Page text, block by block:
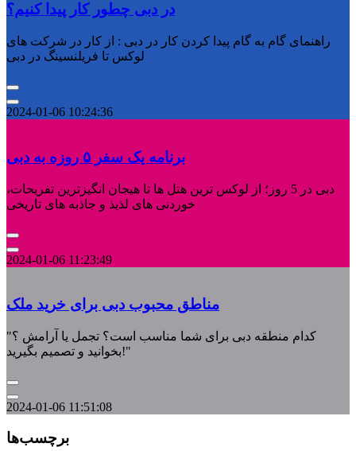
در دبی چطور کار پیدا کنیم؟
راهنمای گام به گام پیدا کردن کار در دبی : از کار در شرکت های
لوکس تا فریلنسینگ در دبی
2024-01-06 10:24:36
برنامه یک سفر ۵ روزه به دبی
دبی در 5 روز؛ از لوکس ترین هتل ها تا هیجان انگیزترین تفریحات،
خوردنی های لذیذ و جاذبه های تاریخی
2024-01-06 11:23:49
مناطق محبوب دبی برای خرید ملک
"کدام منطقه دبی برای شما مناسب است؟ تجمل یا آرامش ؟
بخوانید و تصمیم بگیرید!"
2024-01-06 11:51:08
برچسب‌ها